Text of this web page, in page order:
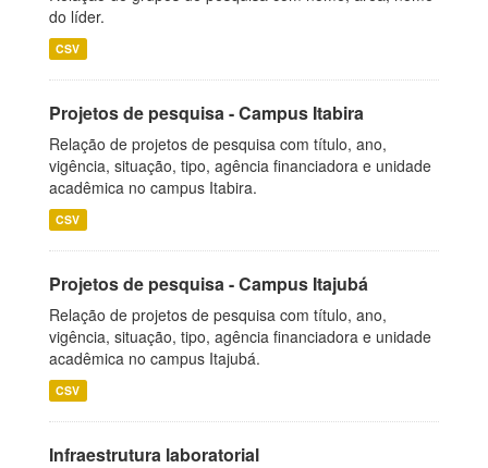
do líder.
CSV
Projetos de pesquisa - Campus Itabira
Relação de projetos de pesquisa com título, ano,
vigência, situação, tipo, agência financiadora e unidade
acadêmica no campus Itabira.
CSV
Projetos de pesquisa - Campus Itajubá
Relação de projetos de pesquisa com título, ano,
vigência, situação, tipo, agência financiadora e unidade
acadêmica no campus Itajubá.
CSV
Infraestrutura laboratorial